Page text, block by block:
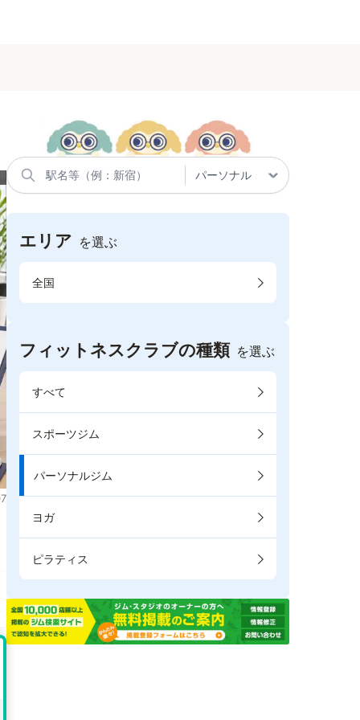
エリア を選ぶ
全国
フィットネスクラブの種類 を選ぶ
すべて
スポーツジム
パーソナルジム
ヨガ
ピラティス